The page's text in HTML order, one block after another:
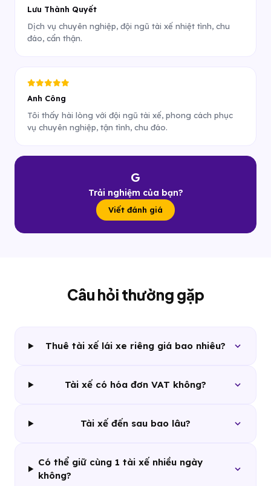
Lưu Thành Quyết
Dịch vụ chuyên nghiệp, đội ngũ tài xế nhiệt tình, chu
đáo, cẩn thận.
Anh Công
Tôi thấy hài lòng với đội ngũ tài xế, phong cách phục
vụ chuyên nghiệp, tận tình, chu đáo.
G
Trải nghiệm của bạn?
Viết đánh giá
Câu hỏi thường gặp
Thuê tài xế lái xe riêng giá bao nhiêu?
Tài xế có hóa đơn VAT không?
Tài xế đến sau bao lâu?
Có thể giữ cùng 1 tài xế nhiều ngày
không?